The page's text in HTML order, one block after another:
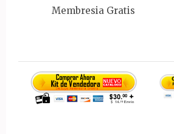
Membresia Gratis